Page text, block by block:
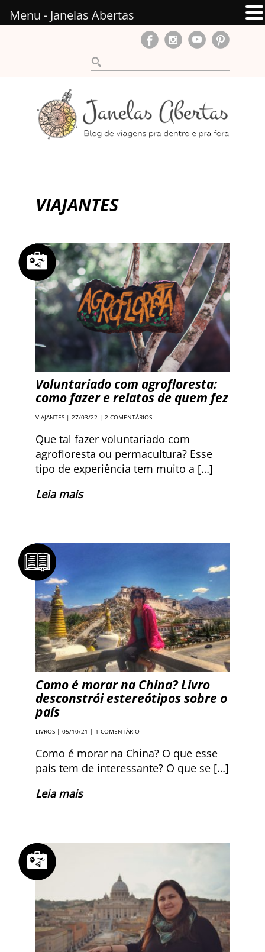
VIAJANTES
Voluntariado com agrofloresta:
como fazer e relatos de quem fez
VIAJANTES | 27/03/22 | 2 COMENTÁRIOS
Que tal fazer voluntariado com
agrofloresta ou permacultura? Esse
tipo de experiência tem muito a […]
Leia mais
Como é morar na China? Livro
desconstrói estereótipos sobre o
país
LIVROS | 05/10/21 | 1 COMENTÁRIO
Como é morar na China? O que esse
país tem de interessante? O que se […]
Leia mais
Menu - Janelas Abertas